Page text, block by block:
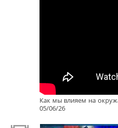
Как мы влияем на
05/06/26